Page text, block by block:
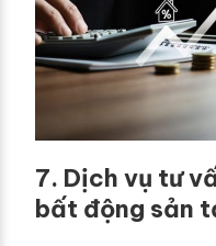
7. Dịch vụ tư
bất động sản